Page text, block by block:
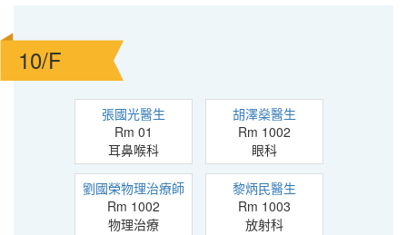
10/F
張國光醫生
Rm 01
耳鼻喉科
胡澤燊醫生
Rm 1002
眼科
劉國榮物理治療師
Rm 1002
物理治療
黎炳民醫生
Rm 1003
放射科